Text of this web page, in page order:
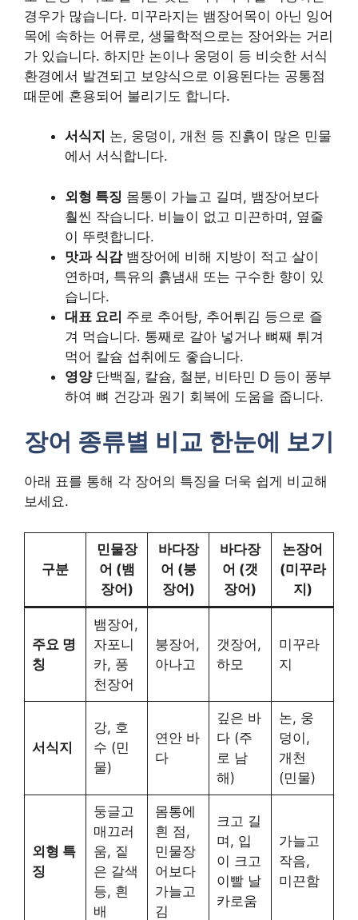
경우가 많습니다. 미꾸라지는 뱀장어목이 아닌 잉어
목에 속하는 어류로, 생물학적으로는 장어와는 거리
가 있습니다. 하지만 논이나 웅덩이 등 비슷한 서식
환경에서 발견되고 보양식으로 이용된다는 공통점
때문에 혼용되어 불리기도 합니다.
서식지 논, 웅덩이, 개천 등 진흙이 많은 민물
에서 서식합니다.
외형 특징 몸통이 가늘고 길며, 뱀장어보다
훨씬 작습니다. 비늘이 없고 미끈하며, 옆줄
이 뚜렷합니다.
맛과 식감뱀장어에 비해 지방이 적고 살이
연하며, 특유의 흙냄새 또는 구수한 향이 있
습니다.
대표 요리 주로 추어탕, 추어튀김 등으로 즐
겨 먹습니다. 통째로 갈아 넣거나 뼈째 튀겨
먹어 칼슘 섭취에도 좋습니다.
영양단백질, 칼슘, 철분, 비타민 D 등이 풍부
하여 뼈 건강과 원기 회복에 도움을 줍니다.
장어 종류별 비교 한눈에 보기
아래 표를 통해 각 장어의 특징을 더욱 쉽게 비교해
보세요.
구분
민물장
어 (뱀
장어)
바다장
어 (붕
장어)
바다장
어 (갯
장어)
논장어
(미꾸라
지)
주요 명
칭
뱀장어,
자포니
카, 풍
천장어
붕장어,
아나고
갯장어,
하모
미꾸라
지
서식지
강, 호
수 (민
물)
연안 바
다
깊은 바
다 (주
로 남
해)
논, 웅
덩이,
개천
(민물)
외형 특
징
둥글고
매끄러
움, 짙
은 갈색
등, 흰
배
몸통에
흰 점,
민물장
어보다
가늘고
김
크고 길
며, 입
이 크고
이빨 날
카로움
가늘고
작음,
미끈함